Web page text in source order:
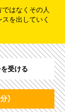
はなくその人
を出していく
受ける